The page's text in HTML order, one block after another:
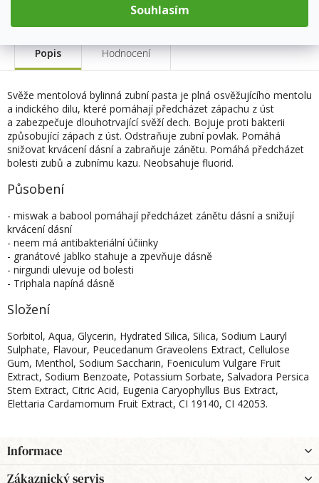
Souhlasím
Popis Hodnocení
Svěže mentolová bylinná zubní pasta je plná osvěžujícího mentolu
a indického dilu, které pomáhají předcházet zápachu z úst
a zabezpečuje dlouhotrvající svěží dech. Bojuje proti bakterii
způsobující zápach z úst. Odstraňuje zubní povlak. Pomáhá
snižovat krvácení dásní a zabraňuje zánětu. Pomáhá předcházet
bolesti zubů a zubnímu kazu. Neobsahuje fluorid.
Působení
- miswak a babool pomáhají předcházet zánětu dásní a snižují
krvácení dásní
- neem má antibakteriální účiinky
- granátové jablko stahuje a zpevňuje dásně
- nirgundi ulevuje od bolesti
- Triphala napíná dásně
Složení
Sorbitol, Aqua, Glycerin, Hydrated Silica, Silica, Sodium Lauryl
Sulphate, Flavour, Peucedanum Graveolens Extract, Cellulose
Gum, Menthol, Sodium Saccharin, Foeniculum Vulgare Fruit
Extract, Sodium Benzoate, Potassium Sorbate, Salvadora Persica
Stem Extract, Citric Acid, Eugenia Caryophyllus Bus Extract,
Elettaria Cardamomum Fruit Extract, CI 19140, CI 42053.
á
p
Informace
Zákaznický servis